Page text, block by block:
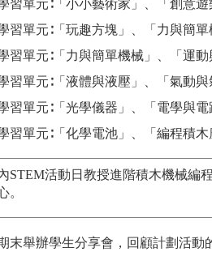
習單元∶「小小藝術家」、「創意
習單元∶「玩趣方塊」、「力與簡
習單元∶「力與簡單機械」、「運
習單元∶「液體與液壓」、「氣動
習單元∶「光學儀器」、「電學與
習單元∶「化學電池」、「編程積木
STEM活動日教授進階積木機械編
。
末舉辦學生分享會，回顧計劃活